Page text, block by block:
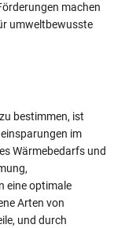
machen
umweltbewusste
bestimmen, ist
im
Wärmebedarfs und
eine optimale
Arten von
und durch